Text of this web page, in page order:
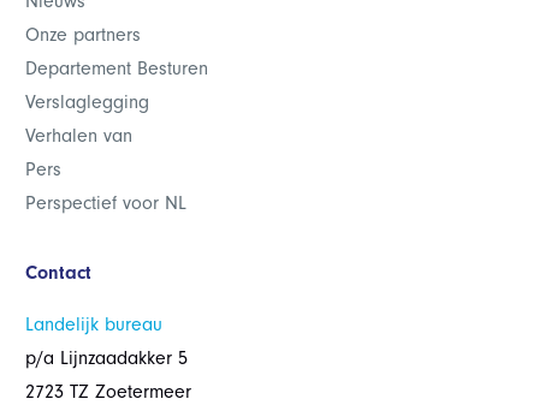
Onze partners
Departement Besturen
Verslaglegging
Verhalen van
Pers
Perspectief voor NL
Contact
Landelijk bureau
p/a Lijnzaadakker 5
2723 TZ Zoetermeer